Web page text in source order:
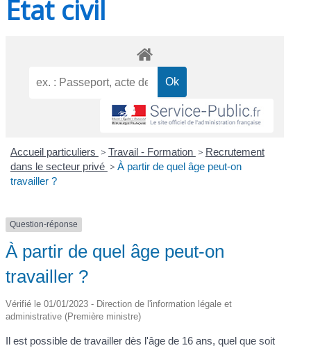
État civil
Accueil particuliers > Travail - Formation > Recrutement
dans le secteur privé > À partir de quel âge peut-on
travailler ?
Question-réponse
À partir de quel âge peut-on
travailler ?
Vérifié le 01/01/2023 - Direction de l'information légale et
administrative (Première ministre)
Il est possible de travailler dès l'âge de 16 ans, quel que soit